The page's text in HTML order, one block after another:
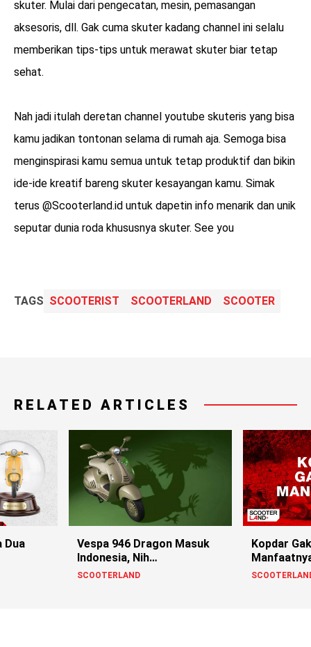
skuter. Mulai dari pengecatan, mesin, pemasangan
aksesoris, dll. Gak cuma skuter kadang channel ini selalu
memberikan tips-tips untuk merawat skuter biar tetap
sehat.
Nah jadi itulah deretan channel youtube skuteris yang bisa
kamu jadikan tontonan selama di rumah aja. Semoga bisa
menginspirasi kamu semua untuk tetap produktif dan bikin
ide-ide kreatif bareng skuter kesayangan kamu. Simak
terus @Scooterland.id untuk dapetin info menarik dan unik
seputar dunia roda khususnya skuter. See you
TAGS SCOOTERIST SCOOTERLAND SCOOTER
RELATED ARTICLES
Dua
Vespa 946 Dragon Masuk
Indonesia, Nih
Penampakannya!
SCOOTERLAND
Kopdar